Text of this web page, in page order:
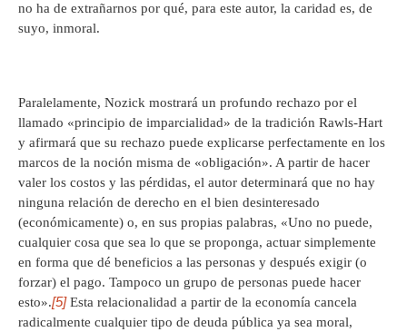
no ha de extrañarnos por qué, para este autor, la caridad es, de
suyo, inmoral.
Paralelamente, Nozick mostrará un profundo rechazo por el
llamado «principio de imparcialidad» de la tradición Rawls-Hart
y afirmará que su rechazo puede explicarse perfectamente en los
marcos de la noción misma de «obligación». A partir de hacer
valer los costos y las pérdidas, el autor determinará que no hay
ninguna relación de derecho en el bien desinteresado
(económicamente) o, en sus propias palabras, «Uno no puede,
cualquier cosa que sea lo que se proponga, actuar simplemente
en forma que dé beneficios a las personas y después exigir (o
forzar) el pago. Tampoco un grupo de personas puede hacer
esto».[5]Esta relacionalidad a partir de la economía cancela
radicalmente cualquier tipo de deuda pública ya sea moral,